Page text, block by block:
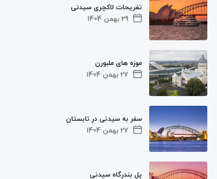
29 بهمن 1404
تفریحات لاکچری سیدنی
27 بهمن 1404
موزه های ملبورن
27 بهمن 1404
سفر به سیدنی در تابستان
پل بندرگاه سیدنی